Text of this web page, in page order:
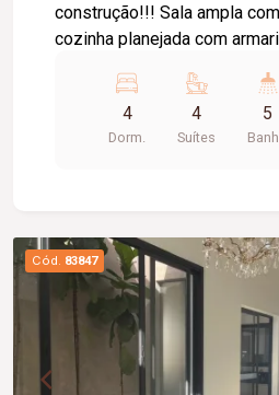
construção!!! Sala ampla
cozinha planejada com
escritorios todos com
principal na parte terrea!!!
ALAMEDA IRENE 60
4
Dorm.
4
Suítes
5
Cód. 83847